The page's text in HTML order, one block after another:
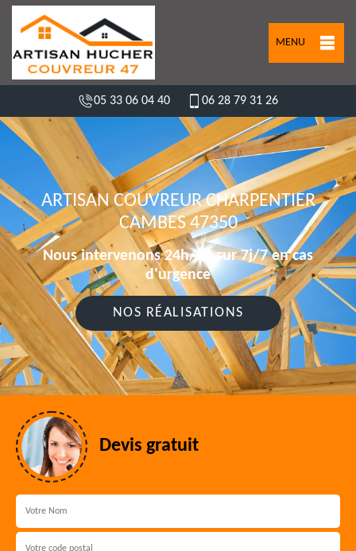
MENU
05 33 06 04 40 06 28 79 31 26
ARTISAN COUVREUR CHARPENTIER
CAMBES 47350
Nous intervenons 24h/24 sur 7j/7 en cas
d'urgence
NOS RÉALISATIONS
Devis gratuit